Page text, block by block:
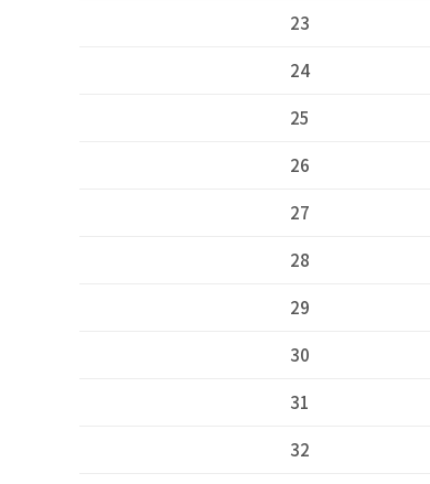
23
24
25
26
27
28
29
30
31
32